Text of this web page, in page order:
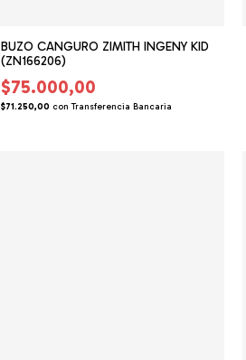
BUZO CANGURO ZIMITH INGENY KID
(ZN166206)
$75.000,00
$71.250,00 con Transferencia Bancaria